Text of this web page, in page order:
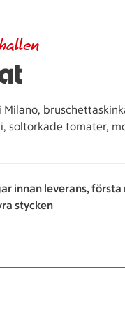
soltorkade tomater,
innan leverans,
stycken